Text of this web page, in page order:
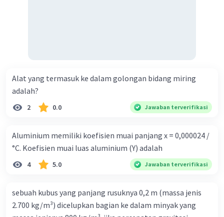
Alat yang termasuk ke dalam golongan bidang miring
adalah?
2 0.0 Jawaban terverifikasi
Aluminium memiliki koefisien muai panjang x = 0,000024 /
°C. Koefisien muai luas aluminium (Y) adalah
4 5.0 Jawaban terverifikasi
sebuah kubus yang panjang rusuknya 0,2 m (massa jenis
2.700 kg/m³) dicelupkan bagian ke dalam minyak yang